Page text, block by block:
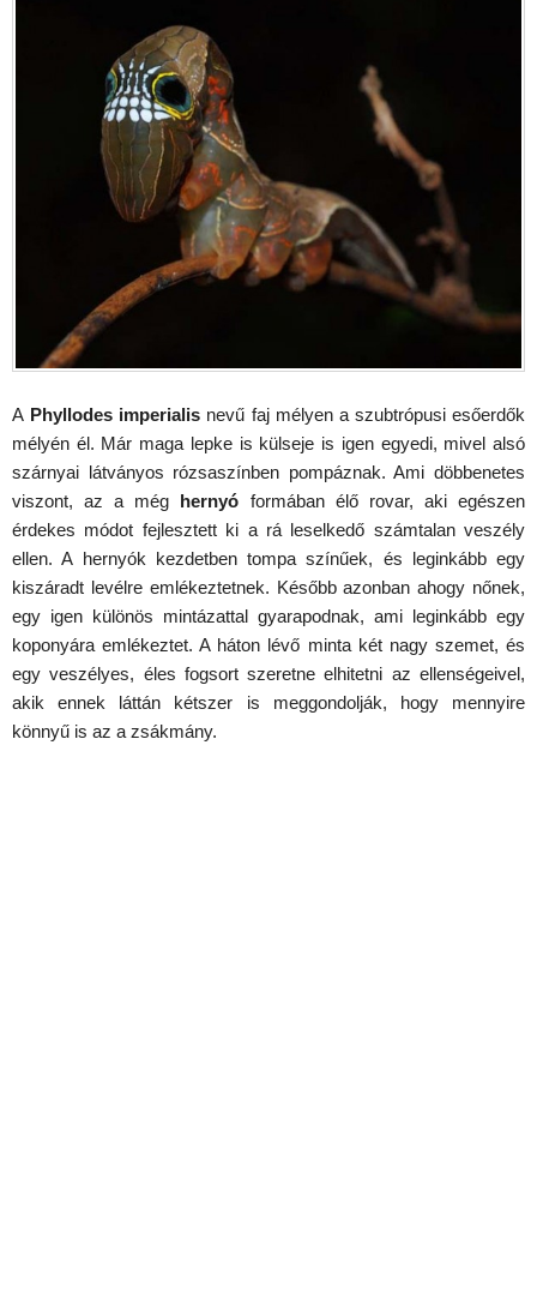
A Phyllodes imperialis nevű faj mélyen a szubtrópusi esőerdők
mélyén él. Már maga lepke is külseje is igen egyedi, mivel alsó
szárnyai látványos rózsaszínben pompáznak. Ami döbbenetes
viszont, az a még hernyó formában élő rovar, aki egészen
érdekes módot fejlesztett ki a rá leselkedő számtalan veszély
ellen. A hernyók kezdetben tompa színűek, és leginkább egy
kiszáradt levélre emlékeztetnek. Később azonban ahogy nőnek,
egy igen különös mintázattal gyarapodnak, ami leginkább egy
koponyára emlékeztet. A háton lévő minta két nagy szemet, és
egy veszélyes, éles fogsort szeretne elhitetni az ellenségeivel,
akik ennek láttán kétszer is meggondolják, hogy mennyire
könnyű is az a zsákmány.